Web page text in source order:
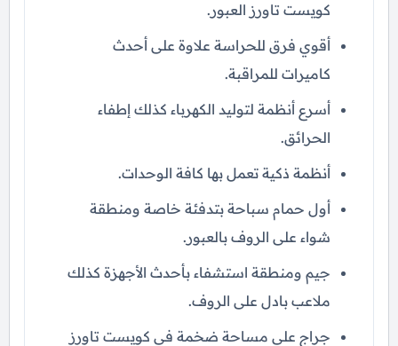
كويست تاورز العبور.
أقوي فرق للحراسة علاوة على أحدث
كاميرات للمراقبة.
أسرع أنظمة لتوليد الكهرباء كذلك إطفاء
الحرائق.
أنظمة ذكية تعمل بها كافة الوحدات.
أول حمام سباحة بتدفئة خاصة ومنطقة
شواء على الروف بالعبور.
جيم ومنطقة استشفاء بأحدث الأجهزة كذلك
ملاعب بادل على الروف.
جراج على مساحة ضخمة في كويست تاورز